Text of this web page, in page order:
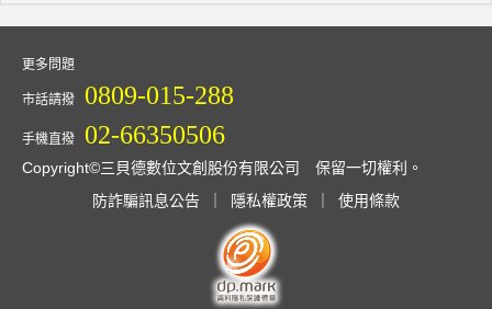
更多問題
市話請撥 0809-015-288
手機直撥 02-66350506
Copyright©三貝德數位文創股份有限公司 保留一切權利。
防詐騙訊息公告
隱私權政策 使用條款